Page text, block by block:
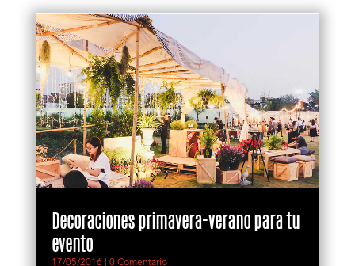
Decoraciones primavera-verano para tu
evento
17/05/2016 | 0 Comentario